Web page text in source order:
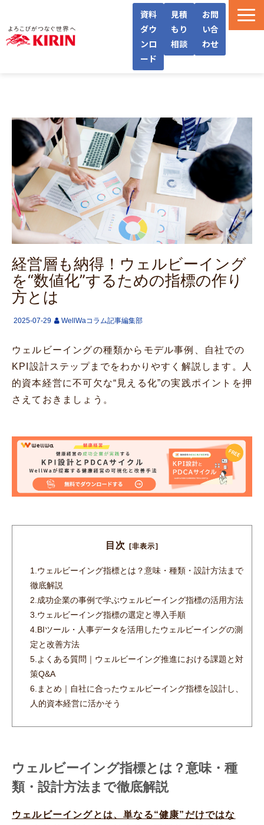
資料
ダウ
ンロ
ード
見積
もり
相談
お問
い合
わせ
導入フロー/料金
導入事例/インタビュー
よくあるご質問
お役立ち情報
経営層も納得！ウェルビーイング
を“数値化”するための指標の作り
方とは
2025-07-29 WellWaコラム記事編集部
ウェルビーイングの種類からモデル事例、自社での
KPI設計ステップまでをわかりやすく解説します。人
的資本経営に不可欠な“見える化”の実践ポイントを押
さえておきましょう。
目次 [非表示]
1. ウェルビーイング指標とは？意味・種類・設計方法まで
徹底解説
2. 成功企業の事例で学ぶウェルビーイング指標の活用方法
3. ウェルビーイング指標の選定と導入手順
4. BIツール・人事データを活用したウェルビーイングの測
定と改善方法
5. よくある質問｜ウェルビーイング推進における課題と対
策Q&A
6. まとめ｜自社に合ったウェルビーイング指標を設計し、
人的資本経営に活かそう
ウェルビーイング指標とは？意味・種
類・設計方法まで徹底解説
ウェルビーイングとは、単なる“健康”だけではな